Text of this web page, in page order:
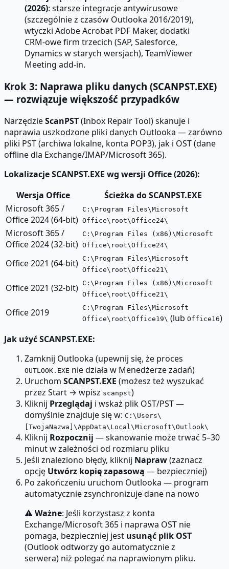
(2026): starsze integracje antywirusowe
(szczególnie z czasów Outlooka 2016/2019),
wtyczki Adobe Acrobat PDF Maker, dodatki
CRM-owe firm trzecich (SAP, Salesforce,
Dynamics w starych wersjach), TeamViewer
Meeting add-in.
Krok 3: Naprawa pliku danych (SCANPST.EXE)
— rozwiązuje większość przypadków
NarzędzieScanPST(Inbox Repair Tool) skanuje i
naprawia uszkodzone pliki danych Outlooka — zarówno
pliki PST (archiwa lokalne, konta POP3), jak i OST (dane
offline dla Exchange/IMAP/Microsoft 365).
Lokalizacje SCANPST.EXE wg wersji Office (2026):
Wersja Office
Ścieżka do SCANPST.EXE
Microsoft 365 /
Office 2024 (64-bit)
C:\Program Files\Microsoft
Office\root\Office24\
Microsoft 365 /
Office 2024 (32-bit)
C:\Program Files (x86)\Microsoft
Office\root\Office24\
Office 2021 (64-bit) C:\Program Files\Microsoft
Office\root\Office21\
Office 2021 (32-bit) C:\Program Files (x86)\Microsoft
Office\root\Office21\
Office 2019
C:\Program Files\Microsoft
Office\root\Office19\ (lub Office16)
Jak użyć SCANPST.EXE:
Zamknij Outlooka (upewnij się, że proces
OUTLOOK.EXE nie działa w Menedżerze zadań)
Uruchom SCANPST.EXE (możesz też wyszukać
przez Start → wpisz scanpst)
Kliknij Przeglądaj i wskaż plik OST/PST —
domyślnie znajduje się w: C:\Users\
[TwojaNazwa]\AppData\Local\Microsoft\Outlook\
Kliknij Rozpocznij — skanowanie może trwać 5–30
minut w zależności od rozmiaru pliku
Jeśli znaleziono błędy, kliknij Napraw(zaznacz
opcję Utwórz kopię zapasową — bezpieczniej)
Po zakończeniu uruchom Outlooka — program
automatycznie zsynchronizuje dane na nowo
⚠Ważne: Jeśli korzystasz z konta
Exchange/Microsoft 365 i naprawa OST nie
pomaga, bezpieczniej jest usunąć plik OST
(Outlook odtworzy go automatycznie z
serwera) niż polegać na naprawionym pliku.